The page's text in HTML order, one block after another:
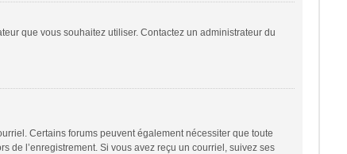
que vous souhaitez utiliser. Contactez un administrateur du
Certains forums peuvent également nécessiter que toute
de l’enregistrement. Si vous avez reçu un courriel, suivez ses